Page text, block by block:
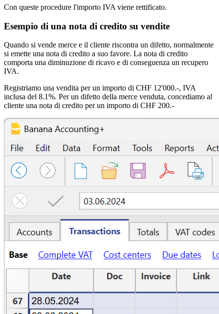
Con queste procedure l'importo IVA viene rettificato.
Esempio di una nota di credito su vendite
Quando si vende merce e il cliente riscontra un difetto, normalmente
si emette una nota di credito a suo favore. La nota di credito
comporta una diminuzione di ricavo e di conseguenza un recupero
IVA.
Registriamo una vendita per un importo di CHF 12'000.-, IVA
inclusa del 8.1%. Per un difetto della merce venduta, concediamo al
cliente una nota di credito per un importo di CHF 200.-